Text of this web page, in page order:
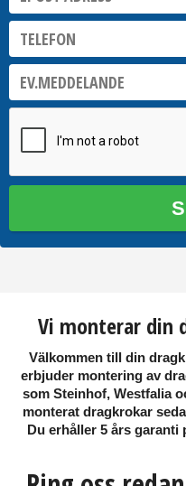
Vi monterar din
Välkommen till din
erbjuder montering av
som Steinhof, Westfalia
monterat dragkrokar
Du erhåller 5 års garanti